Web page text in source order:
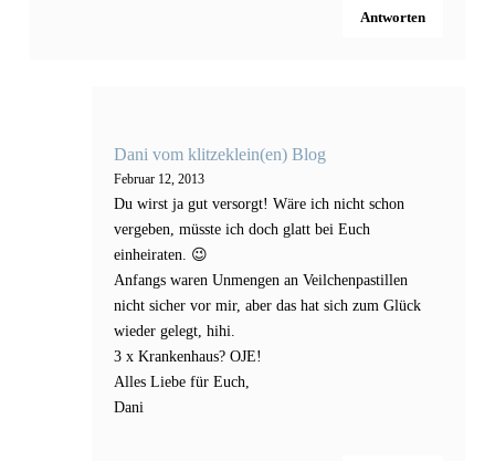
Antworten
Dani vom klitzeklein(en) Blog
Februar 12, 2013
Du wirst ja gut versorgt! Wäre ich nicht schon
vergeben, müsste ich doch glatt bei Euch
einheiraten. 😉
Anfangs waren Unmengen an Veilchenpastillen
nicht sicher vor mir, aber das hat sich zum Glück
wieder gelegt, hihi.
3 x Krankenhaus? OJE!
Alles Liebe für Euch,
Dani